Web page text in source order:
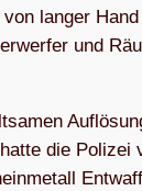
lan­ger
und
die Poli­zei